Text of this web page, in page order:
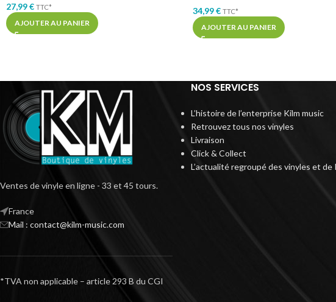
27,99€ TTC*
AJOUTER AU PANIER
34,99€ TTC*
AJOUTER AU PANIER
Ventes de vinyle en ligne - 33 et 45 tours.
France
Mail : contact@kilm-music.com
*TVA non applicable – article 293 B du CGI
NOS SERVICES
L’histoire de l’enterprise Kilm music
Retrouvez tous nos vinyles
Livraison
Click & Collect
L’actualité regroupé des vinyles et de